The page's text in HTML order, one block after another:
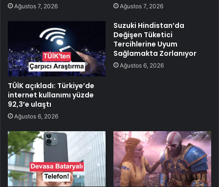
Ağustos 7, 2026 Ağustos 7, 2026
TÜİK açıkladı: Türkiye’de
internet kullanımı yüzde
92,3’e ulaştı
Ağustos 6, 2026
Suzuki Hindistan’da
Değişen Tüketici
Tercihlerine Uyum
Sağlamakta Zorlanıyor
Ağustos 6, 2026